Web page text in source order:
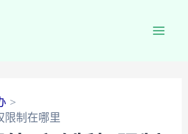
限制在哪里